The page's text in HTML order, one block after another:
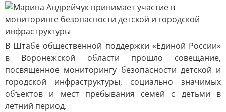
В Штабе общественной поддержки «Единой России»
в Воронежской области прошло совещание,
посвященное мониторингу безопасности детской и
городской инфраструктуры, социально значимых
объектов и мест пребывания семей с детьми в
летний период.